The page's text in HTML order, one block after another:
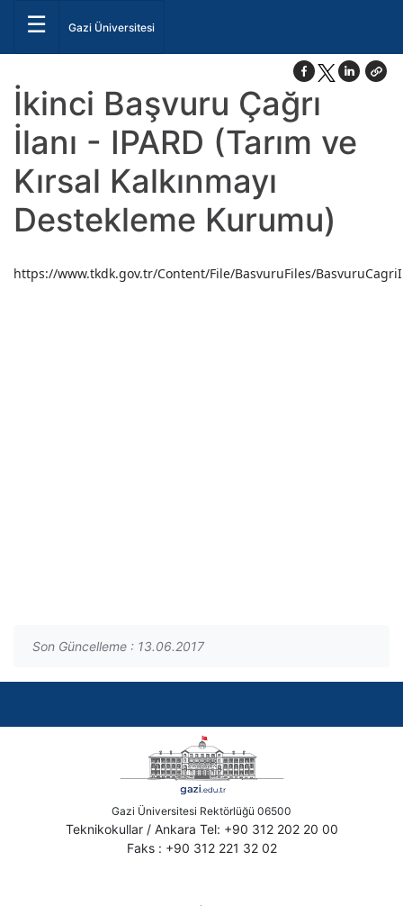
☰ Gazi Üniversitesi
İkinci Başvuru Çağrı
İlanı - IPARD (Tarım ve
Kırsal Kalkınmayı
Destekleme Kurumu)
https://www.tkdk.gov.tr/Content/File/BasvuruFiles/
Son Güncelleme : 13.06.2017
Gazi Üniversitesi Rektörlüğü 06500
Teknikokullar / Ankara Tel: +90 312 202 20 00
Faks : +90 312 221 32 02